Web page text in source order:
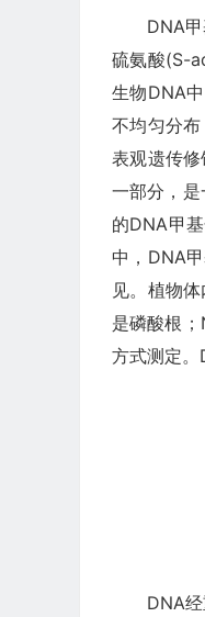
DNA
硫氨酸(S-
生物DNA
不均匀分
表观遗传
一部分，
的DNA甲
中，DNA
见。植物
是磷酸根
方式测定。
DNA